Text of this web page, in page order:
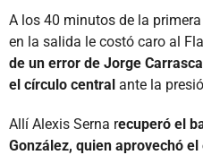
A los 40 minutos de la
en la salida le costó caro al
de un error de Jorge
el círculo central ante la
Allí Alexis Serna recuperó el
González, quien aprovechó